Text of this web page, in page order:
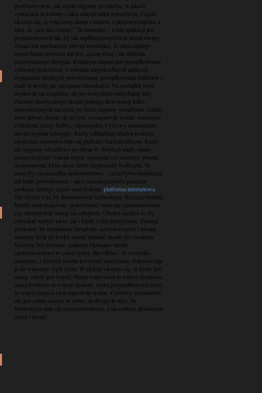
poobserwować, jak często sięgamy po telefon, w jakich
sytuacjach to robimy i jakie emocje temu towarzyszą. Często
okazuje się, że włączamy ekran z nudów, z przyzwyczajenia, z
lęku, że „coś nas ominie”. To naturalne – wiele aplikacji jest
projektowanych tak, by jak najdłużej przykuwać naszą uwagę.
Znając ten mechanizm, łatwiej zrozumieć, że chęć ciągłego
sprawdzania nowości nie jest „naszą winą”, ale efektem
przemyślanego designu. Kolejnym etapem jest porządkowanie
cyfrowej przestrzeni. Usuwanie niepotrzebnych aplikacji,
wyłączanie zbędnych powiadomień, porządkowanie folderów i
maili to trochę jak sprzątanie mieszkania. Na początku może
wydawać się uciążliwe, ale po wszystkim oddychamy lżej.
Zamiast chaotycznego ekranu pełnego ikon mamy kilka
najważniejszych narzędzi, po które sięgamy świadomie. Dzięki
temu łatwiej skupić się na tym, co naprawdę ważne: rozmowie
z bliskimi, pracy, hobby, odpoczynku. Cyfrowy minimalizm
ma też wymiar relacyjny. Kiedy odkładamy telefon podczas
spotkania, rozmowa staje się głębsza i bardziej obecna. Kiedy
nie sięgamy odruchowo po ekran w chwilach nudy, mamy
szansę usłyszeć własne myśli, wymyślić coś nowego, poczuć
wspomnienia, które na co dzień zagłuszamy bodźcami. To
może być na początku niekomfortowe – cisza bywa trudniejsza
niż hałas powiadomień – ale z czasem przynosi poczucie
spokoju, którego często nam brakuje. platforma internetowa
Nie chodzi o to, by demonizować technologię. Bez niej trudniej
byłoby nam pracować, podróżować, rozwijać zainteresowania
czy utrzymywać relacje na odległość. Chodzi raczej o to, by
odzyskać wpływ na to, jak i kiedy z niej korzystamy. Zamiast
pozwalać, by urządzenia zarządzały naszym czasem i uwagą,
możemy krok po kroku zacząć układać zasady po swojemu.
Godziny bez telefonu, aplikacje blokujące media
społecznościowe w czasie pracy, dni offline – to wszystko
narzędzia, z których można korzystać elastycznie, dopasowując
je do własnego stylu życia. W efekcie okazuje się, że kiedy jest
mniej, często jest więcej. Mniej rozproszeń to więcej skupienia,
mniej bodźców to więcej spokoju, mniej przypadkowych treści
to więcej miejsca na te naprawdę ważne. Cyfrowy minimalizm
nie jest celem samym w sobie, ale drogą do tego, by
technologia stała się sprzymierzeńcem, a nie cichym złodziejem
czasu i uwagi.